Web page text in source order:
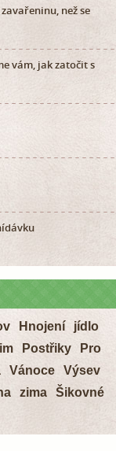
než se
vám, jak zatočit s
Hnojení
jídlo
Postřiky
Pro
Vánoce
Výsev
zima
Šikovné